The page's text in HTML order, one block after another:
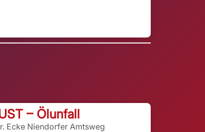
– Ölunfall
Ecke Niendorfer Amtsweg